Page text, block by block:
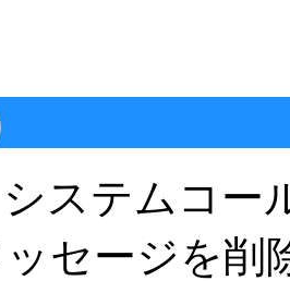
ステムコー
セージを削